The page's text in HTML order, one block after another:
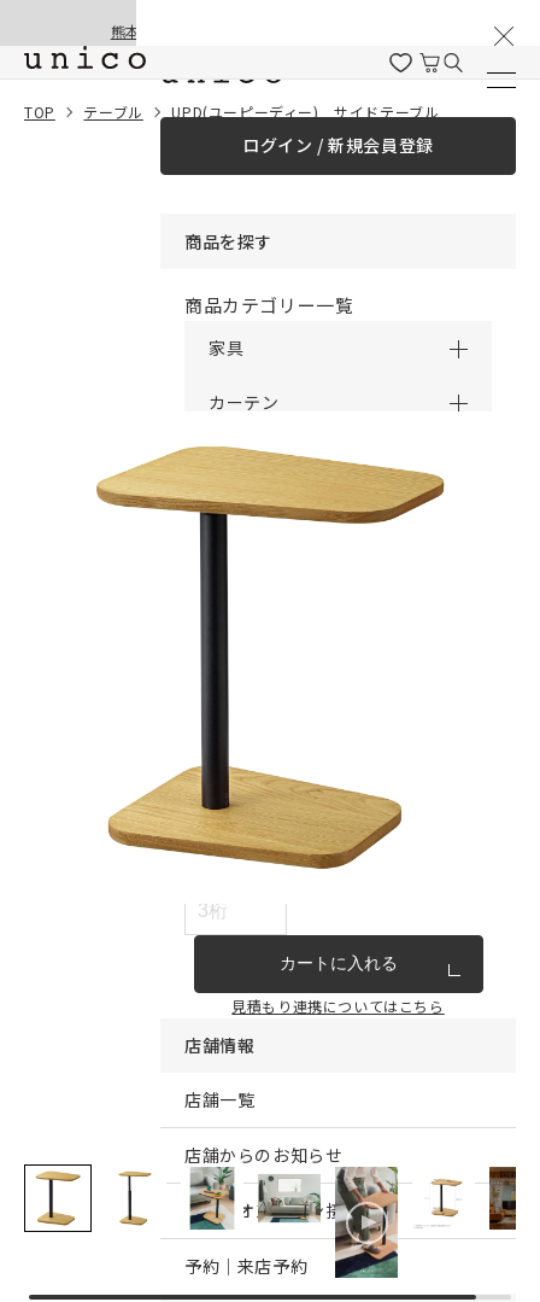
熊本地震の影響による配送遅延と停止について
ログイン / 新規会員登録
商品を探す
商品カテゴリー一覧
家具
カーテン
ラグ
ファブリック雑貨
インテリア雑貨・その他
アウトレット商品
見積もり番号から注文する
カートに入れる
見積もり連携についてはこちら
店舗情報
店舗一覧
店舗からのお知らせ
予約｜オンライン接客予約
予約｜来店予約
TOP テーブル UPD(ユーピーディー) サイドテーブル
一緒に購入する